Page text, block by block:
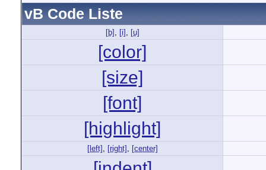
vB Code Liste
[b] , [i] , [u]
[color]
[size]
[font]
[highlight]
[left] , [right] , [center]